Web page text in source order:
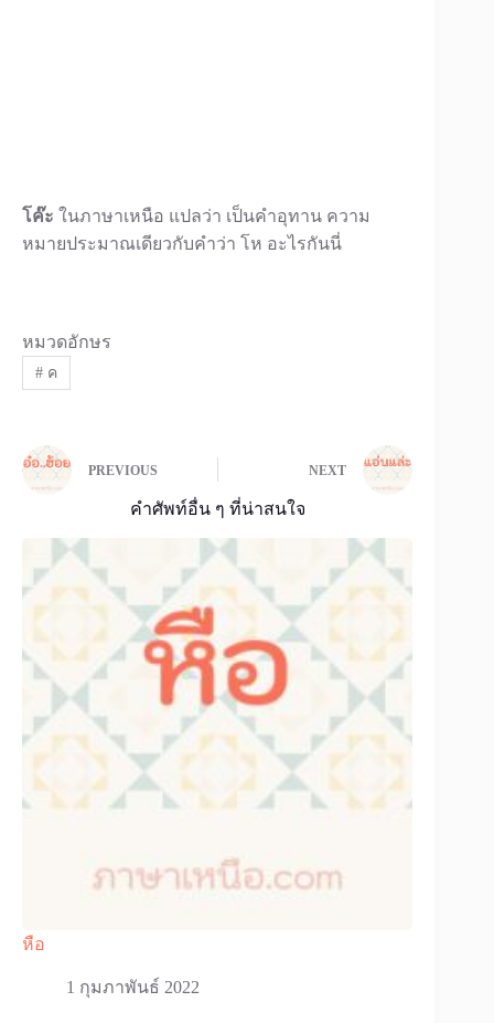
โค๊ะ ในภาษาเหนือ แปลว่า เป็นคำอุทาน ความ
หมายประมาณเดียวกับคำว่า โห อะไรกันนี่
หมวดอักษร
#ค
PREVIOUS NEXT
คำศัพท์อื่น ๆ ที่น่าสนใจ
หือ
1 กุมภาพันธ์ 2022